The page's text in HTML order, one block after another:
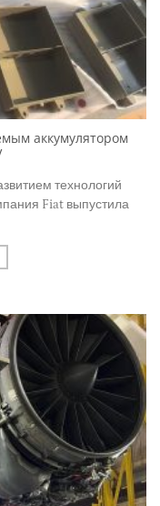
аккумулятором
технологий
Fiat выпустила